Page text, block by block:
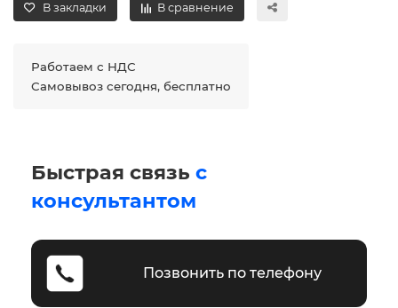
В закладки В сравнение
Работаем с НДС
Самовывоз сегодня, бесплатно
Быстрая связь с
консультантом
Позвонить по телефону